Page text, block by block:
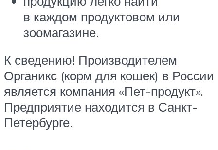
в каждом продуктовом или
зоомагазине.
К сведению! Производителем
Органикс (корм для кошек) в России
является компания «Пет-продукт».
Предприятие находится в Санкт-
Петербурге.